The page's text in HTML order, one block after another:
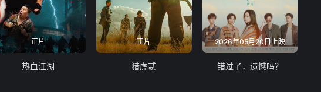
正片
热血江湖
正片
猎虎贰
2026年05月20日上映
错过了，遗憾吗？